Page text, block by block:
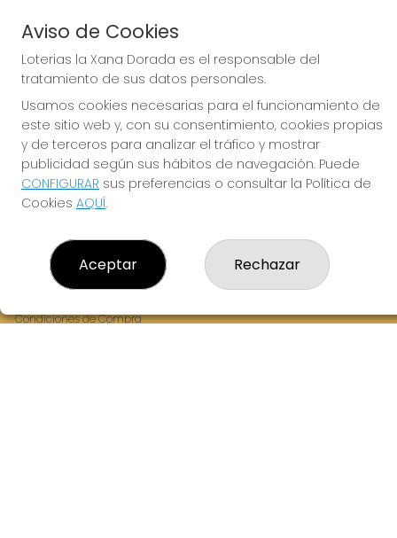
CONTACTO
ADMINISTRACION DE LOTERIAS: 9-AVILES - RECEPTOR
OFICIAL: 57750
985567207
Clica aquí para contactar por WhatsApp
614069067
info@laxanadorada.com
Fernandez Balsera 26 bajo
Aviles, 33402
(Asturias) España
Aviso Legal
Política de Privacidad
Condiciones de Compra
Aviso de Cookies
Loterias la Xana Dorada es el responsable del
tratamiento de sus datos personales.
Usamos cookies necesarias para el funcionamiento de
este sitio web y, con su consentimiento, cookies propias
y de terceros para analizar el tráfico y mostrar
publicidad según sus hábitos de navegación. Puede
CONFIGURAR sus preferencias o consultar la Política de
Cookies AQUÍ.
Aceptar Rechazar